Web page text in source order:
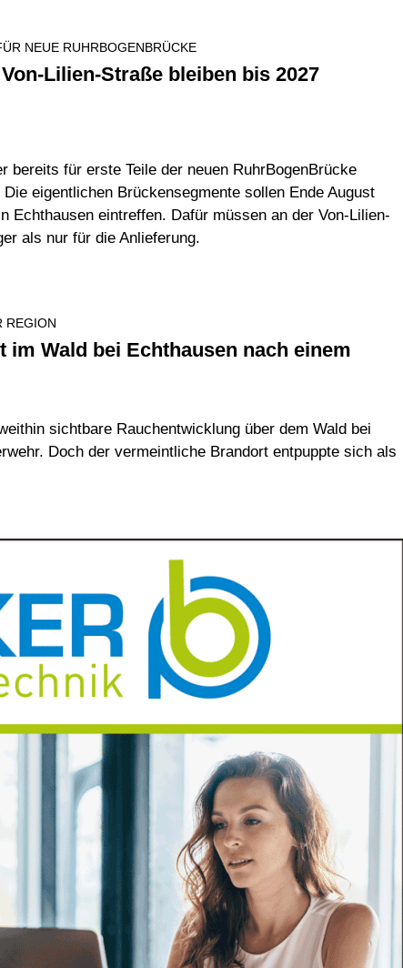
NEUE RUHRBOGENBRÜCKE
Lilien-Straße bleiben bis 2027
bereits für erste Teile der neuen RuhrBogenBrücke
eigentlichen Brückensegmente sollen Ende August
Echthausen eintreffen. Dafür müssen an der Von-Lilien-
als nur für die Anlieferung.
REGION
im Wald bei Echthausen nach einem
sichtbare Rauchentwicklung über dem Wald bei
Doch der vermeintliche Brandort entpuppte sich als